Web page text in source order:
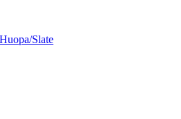
Slate